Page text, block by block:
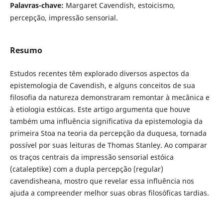
Palavras-chave: Margaret Cavendish, estoicismo,
percepção, impressão sensorial.
Resumo
Estudos recentes têm explorado diversos aspectos da
epistemologia de Cavendish, e alguns conceitos de sua
filosofia da natureza demonstraram remontar à mecânica e
à etiologia estóicas. Este artigo argumenta que houve
também uma influência significativa da epistemologia da
primeira Stoa na teoria da percepção da duquesa, tornada
possível por suas leituras de Thomas Stanley. Ao comparar
os traços centrais da impressão sensorial estóica
(cataleptike) com a dupla percepção (regular)
cavendisheana, mostro que revelar essa influência nos
ajuda a compreender melhor suas obras filosóficas tardias.